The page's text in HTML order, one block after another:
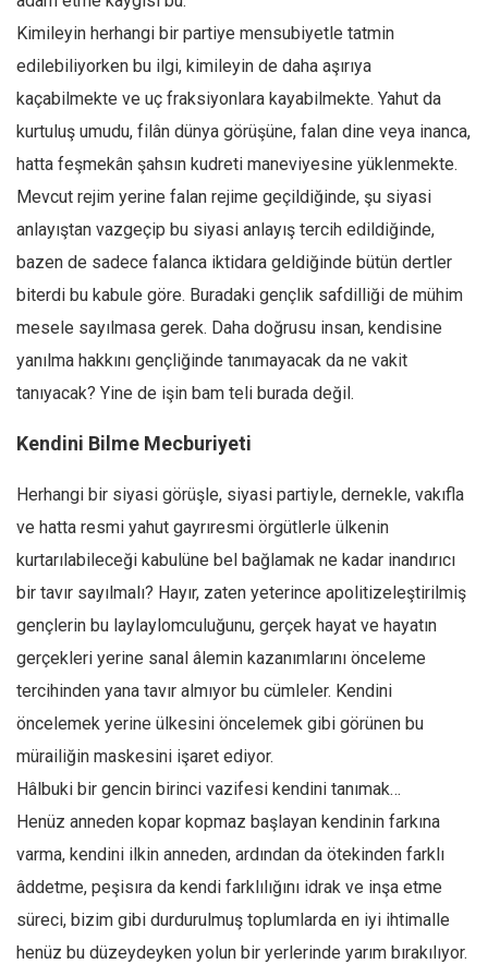
Kimileyin herhangi bir partiye mensubiyetle tatmin
edilebiliyorken bu ilgi, kimileyin de daha aşırıya
kaçabilmekte ve uç fraksiyonlara kayabilmekte. Yahut da
kurtuluş umudu, filân dünya görüşüne, falan dine veya inanca,
hatta feşmekân şahsın kudreti maneviyesine yüklenmekte.
Mevcut rejim yerine falan rejime geçildiğinde, şu siyasi
anlayıştan vazgeçip bu siyasi anlayış tercih edildiğinde,
bazen de sadece falanca iktidara geldiğinde bütün dertler
biterdi bu kabule göre. Buradaki gençlik safdilliği de mühim
mesele sayılmasa gerek. Daha doğrusu insan, kendisine
yanılma hakkını gençliğinde tanımayacak da ne vakit
tanıyacak? Yine de işin bam teli burada değil.
Kendini Bilme Mecburiyeti
Herhangi bir siyasi görüşle, siyasi partiyle, dernekle, vakıfla
ve hatta resmi yahut gayrıresmi örgütlerle ülkenin
kurtarılabileceği kabulüne bel bağlamak ne kadar inandırıcı
bir tavır sayılmalı? Hayır, zaten yeterince apolitizeleştirilmiş
gençlerin bu laylaylomculuğunu, gerçek hayat ve hayatın
gerçekleri yerine sanal âlemin kazanımlarını önceleme
tercihinden yana tavır almıyor bu cümleler. Kendini
öncelemek yerine ülkesini öncelemek gibi görünen bu
mürailiğin maskesini işaret ediyor.
Hâlbuki bir gencin birinci vazifesi kendini tanımak…
Henüz anneden kopar kopmaz başlayan kendinin farkına
varma, kendini ilkin anneden, ardından da ötekinden farklı
âddetme, peşisıra da kendi farklılığını idrak ve inşa etme
süreci, bizim gibi durdurulmuş toplumlarda en iyi ihtimalle
henüz bu düzeydeyken yolun bir yerlerinde yarım bırakılıyor.